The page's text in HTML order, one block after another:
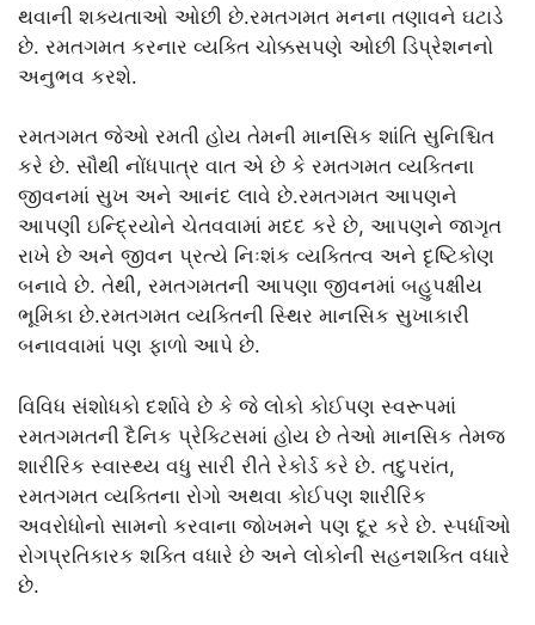
થવાની શક્યતાઓ ઓછી છે.રમતગમત મનના તણાવને ઘટાડે
છે. રમતગમત કરનાર વ્યક્તિ ચોક્કસપણે ઓછી ડિપ્રેશનનો
અનુભવ કરશે.
રમતગમત જેઓ રમતી હોય તેમની માનસિક શાંતિ સુનિશ્ચિત
કરે છે. સૌથી નોંધપાત્ર વાત એ છે કે રમતગમત વ્યક્તિના
જીવનમાં સુખ અને આનંદ લાવે છે.રમતગમત આપણને
આપણી ઇન્દ્રિયોને ચેતવવામાં મદદ કરે છે, આપણને જાગૃત
રાખે છે અને જીવન પ્રત્યે નિઃશંક વ્યક્તિત્વ અને દૃષ્ટિકોણ
બનાવે છે. તેથી, રમતગમતની આપણા જીવનમાં બહુપક્ષીય
ભૂમિકા છે.રમતગમત વ્યક્તિની સ્થિર માનસિક સુખાકારી
બનાવવામાં પણ ફાળો આપે છે.
વિવિધ સંશોધકો દર્શાવે છે કે જે લોકો કોઈપણ સ્વરૂપમાં
રમતગમતની દૈનિક પ્રેક્ટિસમાં હોય છે તેઓ માનસિક તેમજ
શારીરિક સ્વાસ્થ્ય વધુ સારી રીતે રેકોર્ડ કરે છે. તદુપરાંત,
રમતગમત વ્યક્તિના રોગો અથવા કોઈપણ શારીરિક
અવરોધોનો સામનો કરવાના જોખમને પણ દૂર કરે છે. સ્પર્ધાઓ
રોગપ્રતિકારક શક્તિ વધારે છે અને લોકોની સહનશક્તિ વધારે
છે.